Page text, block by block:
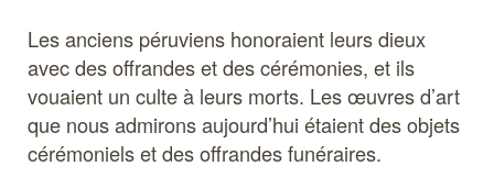
Les anciens péruviens honoraient leurs dieux
avec des offrandes et des cérémonies, et ils
vouaient un culte à leurs morts. Les œuvres d’art
que nous admirons aujourd’hui étaient des objets
cérémoniels et des offrandes funéraires.